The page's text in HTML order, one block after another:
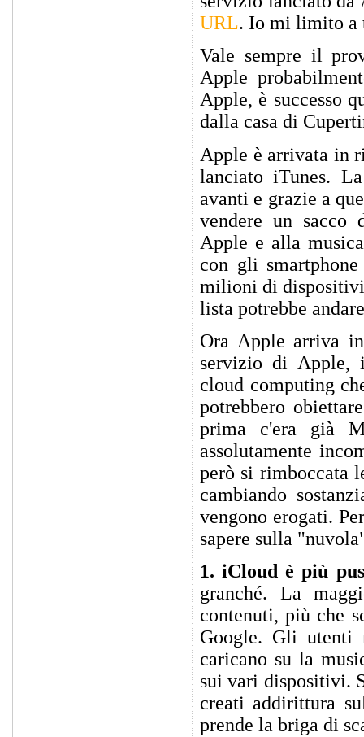
URL. Io mi limito a
Vale sempre il
Apple
Apple, è successo
dalla casa di
Apple è arrivata in
lanciato iTunes.
avanti e grazie a
vendere un sacco
Apple e alla
con gli
milioni di
lista potrebbe
Ora Apple arriva
servizio di Apple,
cloud computing
potrebbero
prima c'era già
assolutamente
però si rimboccata
cambiando
vengono erogati.
sapere sulla
1. iCloud è più
granché. La
contenuti, più che
Google. Gli utenti
caricano su la
sui vari dispositivi.
creati addirittura
prende la briga di